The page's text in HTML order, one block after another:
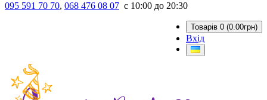
095 591 70 70, 068 476 08 07 с 10:00 до 20:30
Товарів 0 (0.00грн)
Вхід